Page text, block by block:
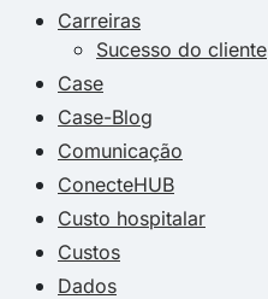
Carreiras
Sucesso do cliente
Case
Case-Blog
Comunicação
ConecteHUB
Custo hospitalar
Custos
Dados